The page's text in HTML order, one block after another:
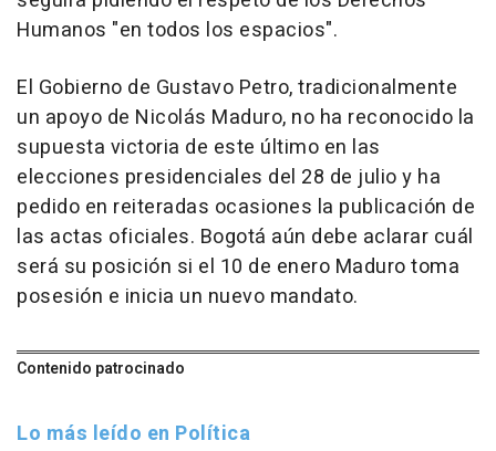
Humanos "en todos los espacios".
El Gobierno de Gustavo Petro, tradicionalmente
un apoyo de Nicolás Maduro, no ha reconocido la
supuesta victoria de este último en las
elecciones presidenciales del 28 de julio y ha
pedido en reiteradas ocasiones la publicación de
las actas oficiales. Bogotá aún debe aclarar cuál
será su posición si el 10 de enero Maduro toma
posesión e inicia un nuevo mandato.
Contenido patrocinado
Lo más leído en Política